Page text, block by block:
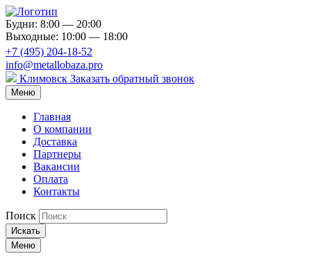
Будни: 8:00 — 20:00
Выходные: 10:00 — 18:00
+7 (495) 204-18-52
info@metallobaza.pro
Климовск Заказать обратный звонок
Меню
Главная
О компании
Доставка
Партнеры
Вакансии
Оплата
Контакты
Поиск
Искать
Меню